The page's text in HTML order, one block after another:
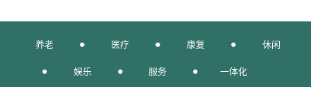
养老 医疗 康复 休闲
娱乐 服务 一体化